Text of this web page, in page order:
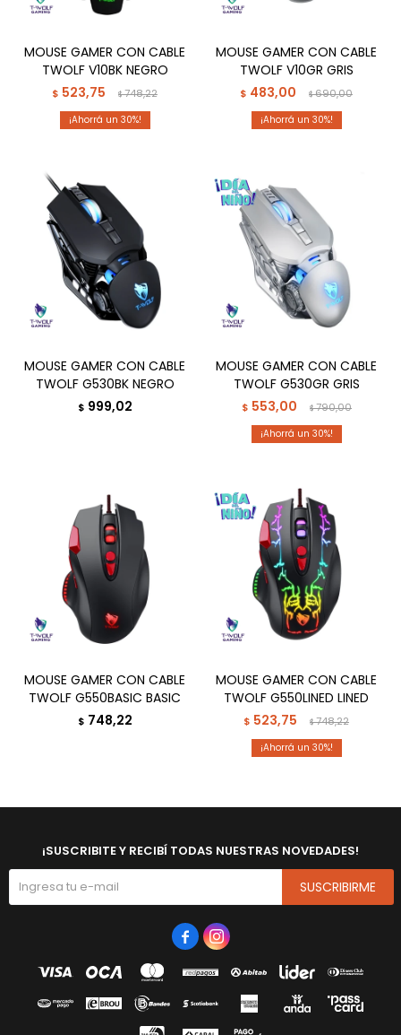
MOUSE GAMER CON CABLE
TWOLF V10BK NEGRO
$ 523,75 $748,22
30
MOUSE GAMER CON CABLE
TWOLF V10GR GRIS
$ 483,00 $690,00
30
MOUSE GAMER CON CABLE
TWOLF G530BK NEGRO
$ 999,02
MOUSE GAMER CON CABLE
TWOLF G530GR GRIS
$ 553,00 $790,00
30
MOUSE GAMER CON CABLE
TWOLF G550BASIC BASIC
$ 748,22
MOUSE GAMER CON CABLE
TWOLF G550LINED LINED
$ 523,75 $748,22
30
¡SUSCRIBITE Y RECIBÍ TODAS NUESTRAS NOVEDADES!
SUSCRIBIRME
 